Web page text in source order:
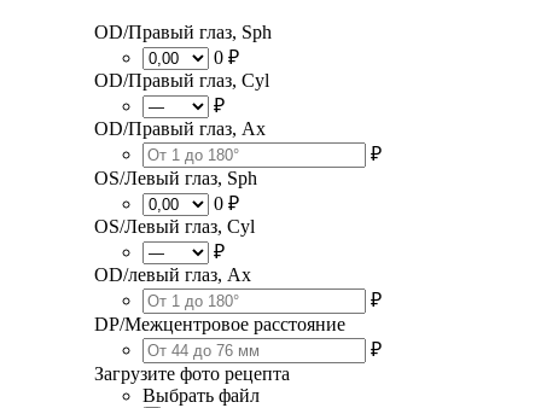
OD/Правый глаз, Sph
0 ₽
OD/Правый глаз, Cyl
₽
OD/Правый глаз, Ax
₽
OS/Левый глаз, Sph
0 ₽
OS/Левый глаз, Cyl
₽
OD/левый глаз, Ax
₽
DP/Межцентровое расстояние
₽
Загрузите фото рецепта
Выбрать файл